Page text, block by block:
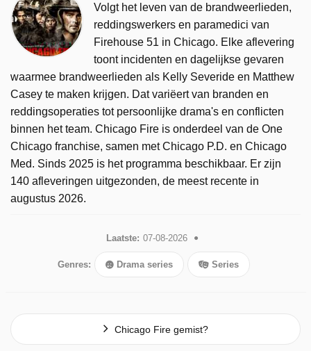
Volgt het leven van de brandweerlieden,
reddingswerkers en paramedici van
Firehouse 51 in Chicago. Elke aflevering
toont incidenten en dagelijkse gevaren
waarmee brandweerlieden als Kelly Severide en Matthew
Casey te maken krijgen. Dat variëert van branden en
reddingsoperaties tot persoonlijke drama's en conflicten
binnen het team. Chicago Fire is onderdeel van de One
Chicago franchise, samen met Chicago P.D. en Chicago
Med. Sinds 2025 is het programma beschikbaar. Er zijn
140 afleveringen uitgezonden, de meest recente in
augustus 2026.
Laatste: 07-08-2026
Genres: Drama series Series
Chicago Fire gemist?